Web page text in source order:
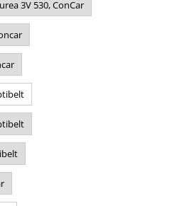
3V 530, ConCar